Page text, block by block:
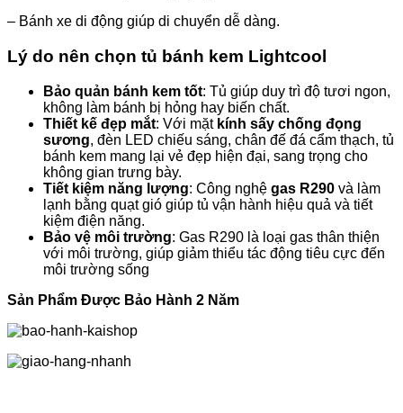
– Bánh xe di động giúp di chuyển dễ dàng.
Lý do nên chọn tủ bánh kem Lightcool
Bảo quản bánh kem tốt: Tủ giúp duy trì độ tươi ngon,
không làm bánh bị hỏng hay biến chất.
Thiết kế đẹp mắt: Với mặt kính sấy chống đọng
sương, đèn LED chiếu sáng, chân đế đá cẩm thạch, tủ
bánh kem mang lại vẻ đẹp hiện đại, sang trọng cho
không gian trưng bày.
Tiết kiệm năng lượng: Công nghệ gas R290 và làm
lạnh bằng quạt gió giúp tủ vận hành hiệu quả và tiết
kiệm điện năng.
Bảo vệ môi trường: Gas R290 là loại gas thân thiện
với môi trường, giúp giảm thiểu tác động tiêu cực đến
môi trường sống
Sản Phẩm Được Bảo Hành 2 Năm